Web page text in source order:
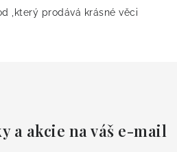
,který prodává krásné věci
a akcie na váš e-mail